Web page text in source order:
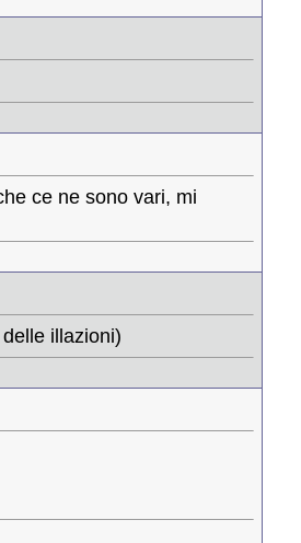
ce ne sono vari, mi
illazioni)